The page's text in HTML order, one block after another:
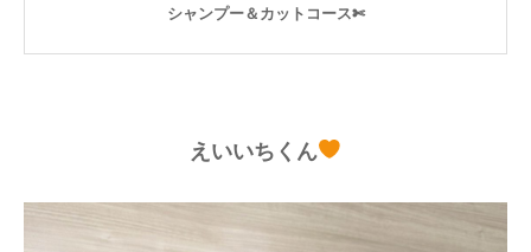
シャンプー＆カットコース✄
えいいちくん